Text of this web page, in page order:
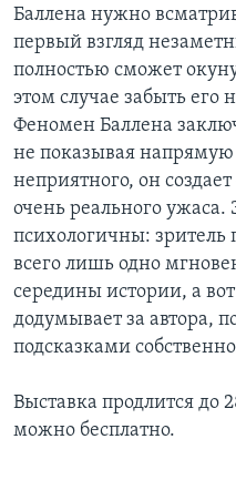
Баллена нужно
первый взгляд
полностью сможет
этом случае забыть его
Феномен Баллена
не показывая
неприятного, он
очень реального ужаса.
психологичны: зритель
всего лишь одно
середины истории, а
додумывает за автора,
подсказками
Выставка продлится до
можно бесплатно.